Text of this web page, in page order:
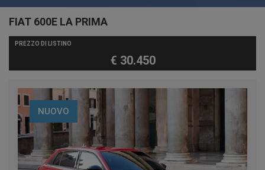
FIAT 600E LA PRIMA
PREZZO DI LISTINO
€ 30.450
NUOVO